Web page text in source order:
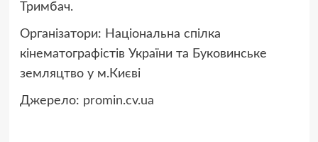
Тримбач.
Організатори: Національна спілка
кінематографістів України та Буковинське
земляцтво у м.Києві
Джерело: promin.cv.ua